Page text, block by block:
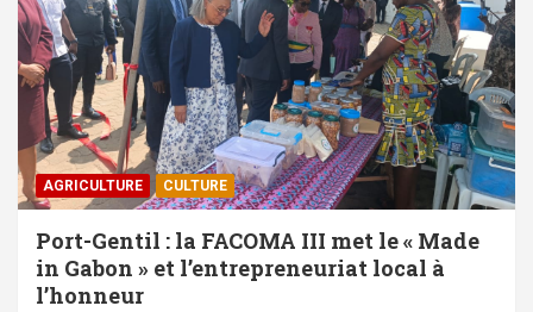
AGRICULTURE CULTURE
Port-Gentil : la FACOMA III met le « Made
in Gabon » et l’entrepreneuriat local à
l’honneur